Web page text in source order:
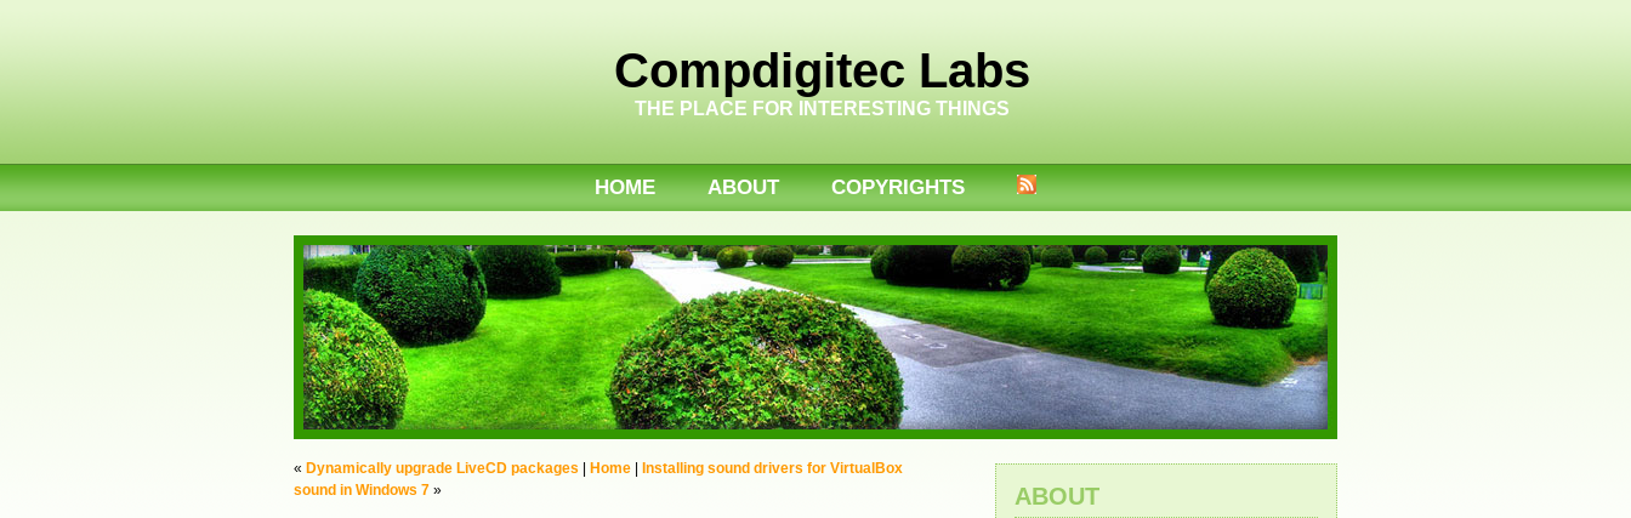
Compdigitec Labs
THE PLACE FOR INTERESTING THINGS
HOME ABOUT COPYRIGHTS
« Dynamically upgrade LiveCD packages Home
Installing sound drivers for VirtualBox
sound in Windows 7 » ABOUT